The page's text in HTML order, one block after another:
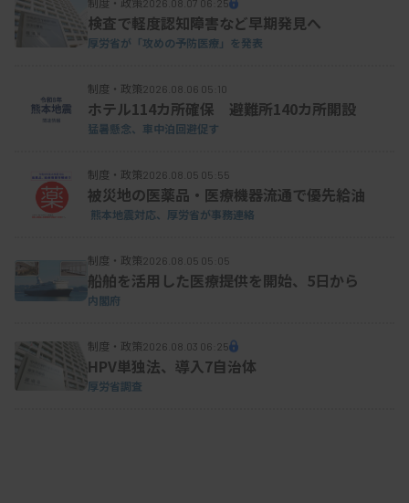
資料はこちら
2026.08.07 06:25
検査で軽度認知障害など早期発見へ
厚労省が「攻めの予防医療」を発表
制度・政策2026.08.06 05:10
ホテル114カ所確保 避難所140カ所開設
猛暑懸念、車中泊回避促す
制度・政策2026.08.05 05:55
被災地の医薬品・医療機器流通で優先給油
熊本地震対応、厚労省が事務連絡
制度・政策2026.08.05 05:05
船舶を活用した医療提供を開始、5日から
内閣府
制度・政策2026.08.03 06:25
HPV単独法、導入7自治体
厚労省調査